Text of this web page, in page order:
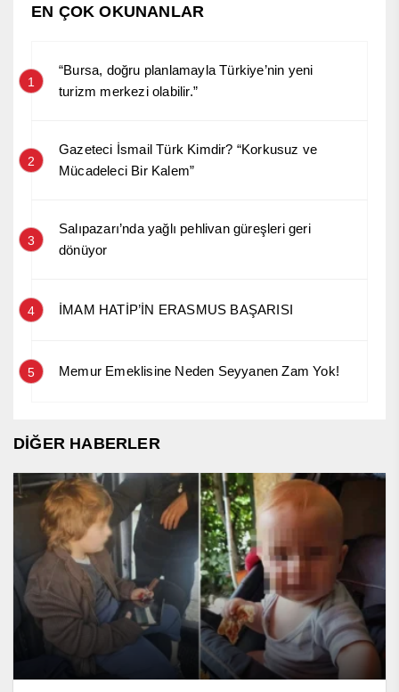
EN ÇOK OKUNANLAR
1
“Bursa, doğru planlamayla Türkiye’nin yeni
turizm merkezi olabilir.”
2
Gazeteci İsmail Türk Kimdir? “Korkusuz ve
Mücadeleci Bir Kalem”
3
Salıpazarı’nda yağlı pehlivan güreşleri geri
dönüyor
4 İMAM HATİP’İN ERASMUS BAŞARISI
5 Memur Emeklisine Neden Seyyanen Zam Yok!
DİĞER HABERLER